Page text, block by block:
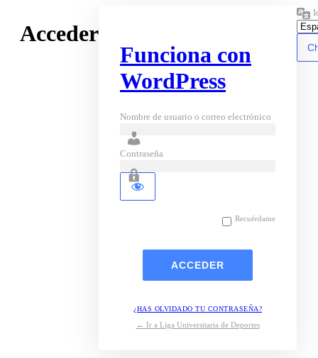
Acceder
Funciona con
WordPress
Nombre de usuario o correo electrónico
Contraseña
Recuérdame
¿HAS OLVIDADO TU CONTRASEÑA?
← Ir a Liga Universitaria de Deportes